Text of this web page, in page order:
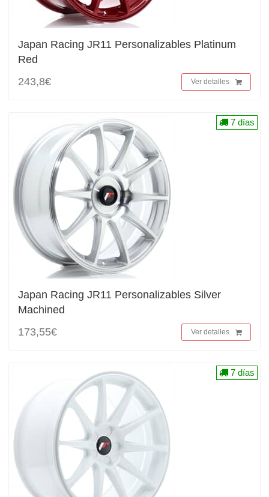
Japan Racing JR11 Personalizables Platinum
Red
243,8€
Ver detalles
Japan Racing JR11 Personalizables Silver
Machined
173,55€
Ver detalles
7 días
7 días